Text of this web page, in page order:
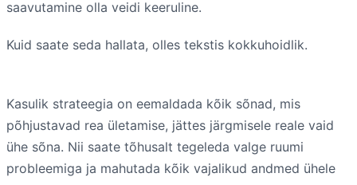
saavutamine olla veidi keeruline.
Kuid saate seda hallata, olles tekstis kokkuhoidlik.
Kasulik strateegia on eemaldada kõik sõnad, mis
põhjustavad rea ületamise, jättes järgmisele reale vaid
ühe sõna. Nii saate tõhusalt tegeleda valge ruumi
probleemiga ja mahutada kõik vajalikud andmed ühele